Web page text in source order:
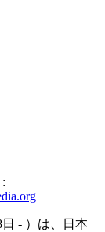
- ）は、日本